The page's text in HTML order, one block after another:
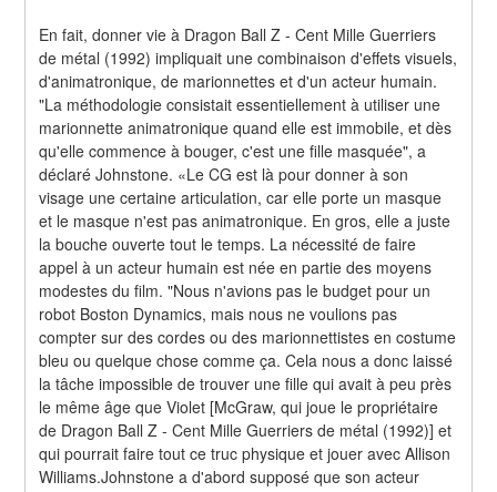
En fait, donner vie à Dragon Ball Z - Cent Mille Guerriers
de métal (1992) impliquait une combinaison d'effets visuels,
d'animatronique, de marionnettes et d'un acteur humain.
"La méthodologie consistait essentiellement à utiliser une
marionnette animatronique quand elle est immobile, et dès
qu'elle commence à bouger, c'est une fille masquée", a
déclaré Johnstone. «Le CG est là pour donner à son
visage une certaine articulation, car elle porte un masque
et le masque n'est pas animatronique. En gros, elle a juste
la bouche ouverte tout le temps. La nécessité de faire
appel à un acteur humain est née en partie des moyens
modestes du film. "Nous n'avions pas le budget pour un
robot Boston Dynamics, mais nous ne voulions pas
compter sur des cordes ou des marionnettistes en costume
bleu ou quelque chose comme ça. Cela nous a donc laissé
la tâche impossible de trouver une fille qui avait à peu près
le même âge que Violet [McGraw, qui joue le propriétaire
de Dragon Ball Z - Cent Mille Guerriers de métal (1992)] et
qui pourrait faire tout ce truc physique et jouer avec Allison
Williams.Johnstone a d'abord supposé que son acteur